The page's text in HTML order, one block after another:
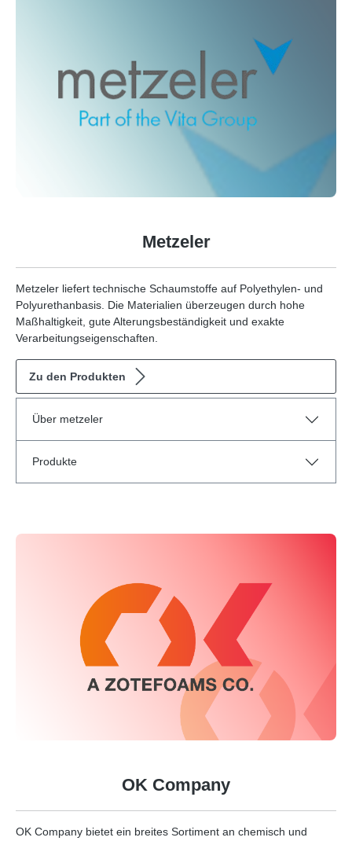
Metzeler
Metzeler liefert technische Schaumstoffe auf Polyethylen- und
Polyurethanbasis. Die Materialien überzeugen durch hohe
Maßhaltigkeit, gute Alterungsbeständigkeit und exakte
Verarbeitungseigenschaften.
Zu den Produkten
Über metzeler
Produkte
OK Company
OK Company bietet ein breites Sortiment an chemisch und